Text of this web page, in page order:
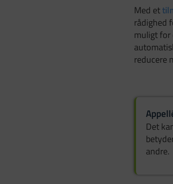
Med et
rådighed
muligt for
reducere
Det
andre.